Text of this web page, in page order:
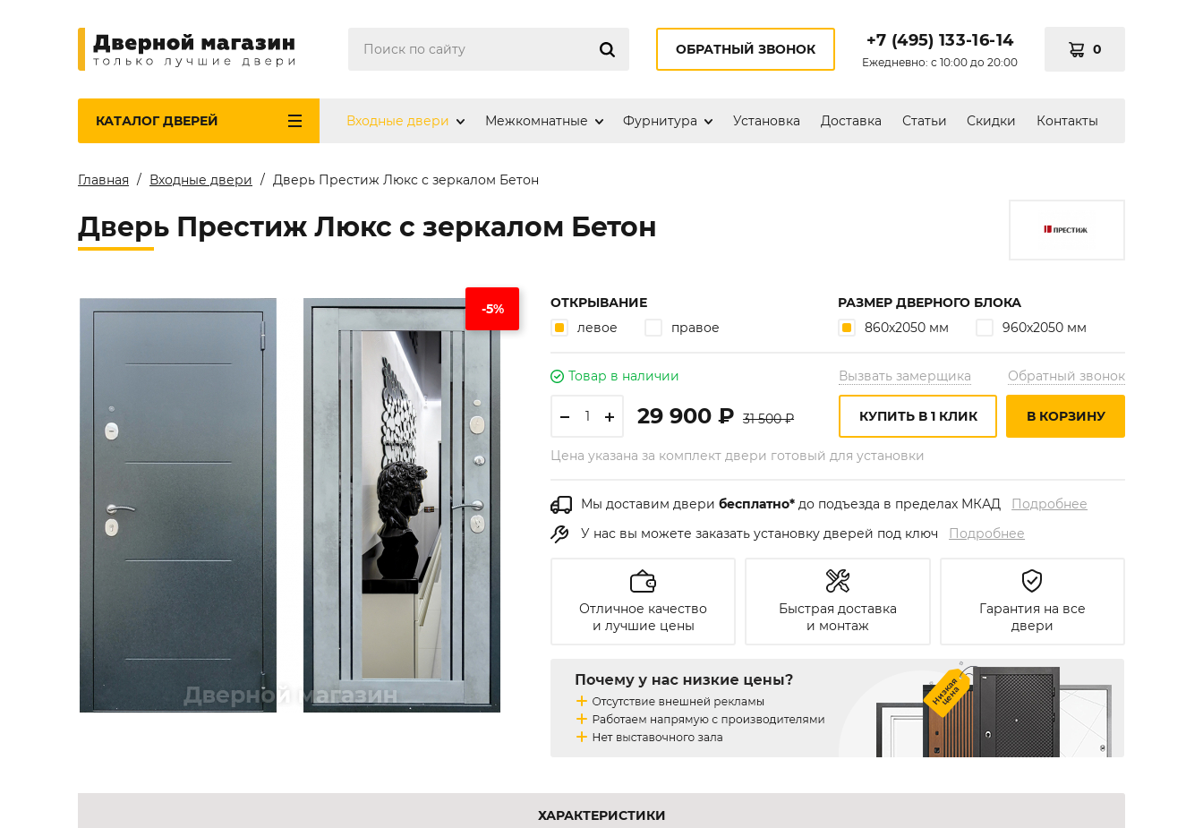
ОБРАТНЫЙ ЗВОНОК +7 (495) 133-16-14
Ежедневно: с 10:00 до 20:00
0
КАТАЛОГДВЕРЕЙ Входные двери Межкомнатные Фурнитура Установка Доставка Статьи Скидки Контакты
Главная Входные двери Дверь Престиж Люкс с зеркалом Бетон
Дверь Престиж Люкс с зеркалом Бетон
-5%
ОТКРЫВАНИЕ
левое
правое
РАЗМЕР ДВЕРНОГО БЛОКА
860х2050 мм
960х2050 мм
Товар в наличии
29 900 ₽ 31 500 ₽
Вызвать замерщика Обратный звонок
КУПИТЬ В 1 КЛИК В КОРЗИНУ
Цена указана за комплект двери готовый для установки
Мы доставим дверибесплатно* до подъезда в пределах МКАД Подробнее
У нас вы можете заказать установку дверей под ключ Подробнее
Отличное качество
и лучшие цены
Быстрая доставка
и монтаж
Гарантия на все
двери
ХАРАКТЕРИСТИКИ